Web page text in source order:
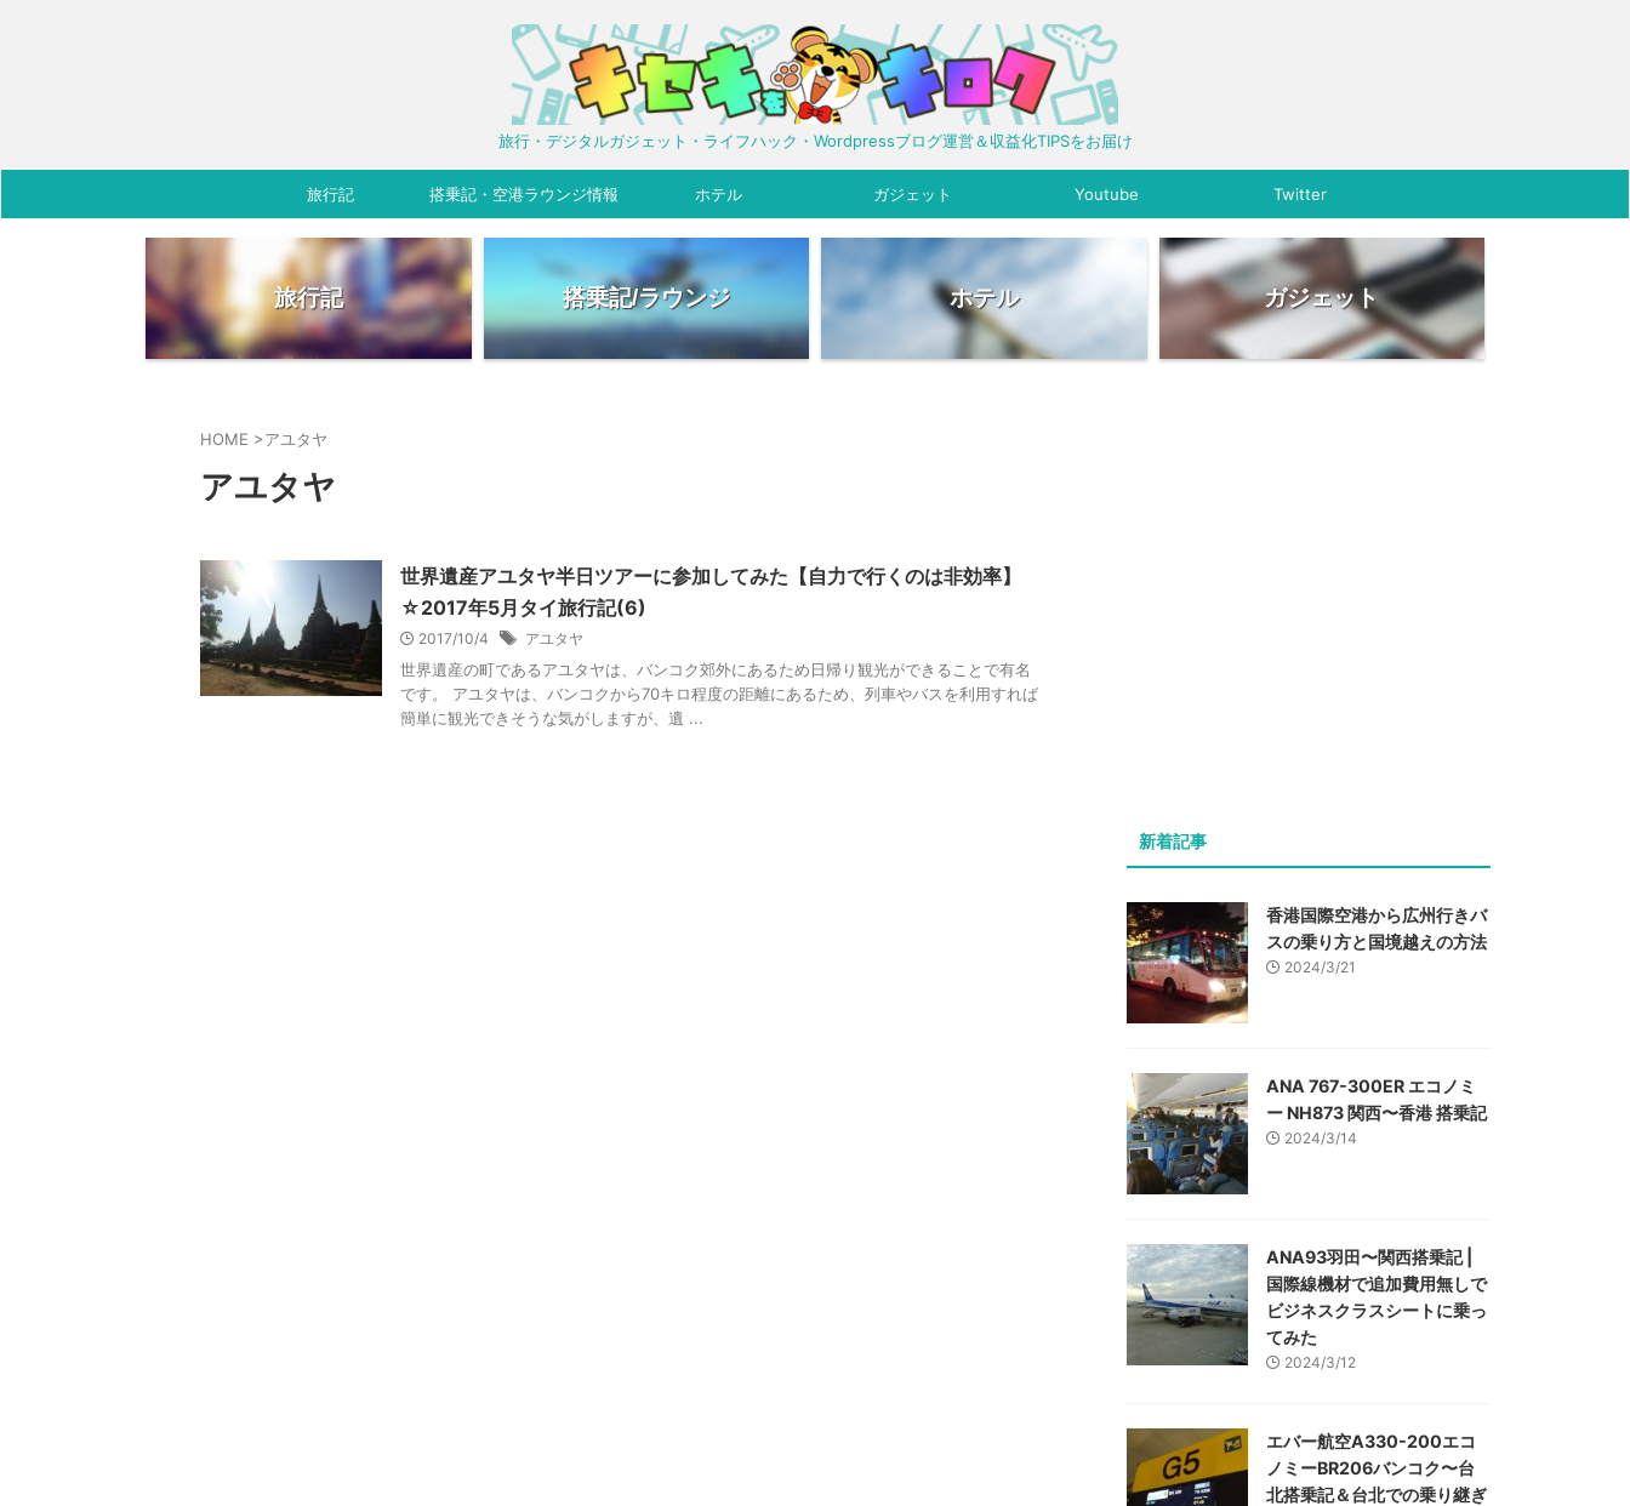
旅行・デジタルガジェット・ライフハック・Wordpressブログ運営＆収益化TIPSをお届け
旅行記 搭乗記・空港ラウンジ情報 ホテル ガジェット Youtube Twitter
旅行記 搭乗記/ラウンジ ホテル ガジェット
HOME >アユタヤ
アユタヤ
世界遺産アユタヤ半日ツアーに参加してみた【自力で行くのは非効率】
☆2017年5月タイ旅行記(6)
2017/10/4 アユタヤ
世界遺産の町であるアユタヤは、バンコク郊外にあるため日帰り観光ができることで有名
です。 アユタヤは、バンコクから70キロ程度の距離にあるため、列車やバスを利用すれば
簡単に観光できそうな気がしますが、遺 ...
新着記事
香港国際空港から広州行きバ
スの乗り方と国境越えの方法
2024/3/21
ANA 767-300ER エコノミ
ー NH873 関西〜香港 搭乗記
2024/3/14
ANA93羽田〜関西搭乗記 |
国際線機材で追加費用無しで
ビジネスクラスシートに乗っ
てみた
2024/3/12
エバー航空A330-200エコ
ノミーBR206バンコク〜台
北搭乗記＆台北での乗り継ぎ